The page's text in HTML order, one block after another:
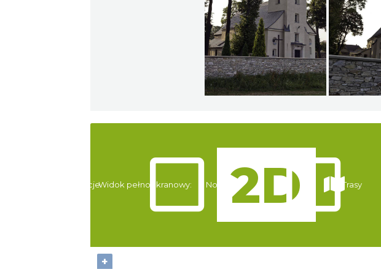
+
Widok pełnoekranowy:
Atrakcje Noclegi Trasy